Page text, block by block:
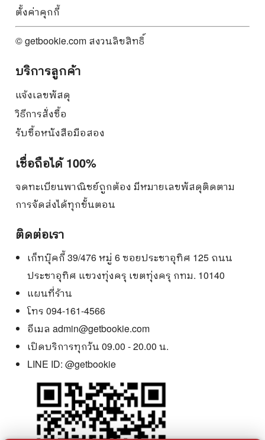
ตั้งค่าคุกกี้
© getbookie.com สงวนลิขสิทธิ์
บริการลูกค้า
แจ้งเลขพัสดุ
วิธีการสั่งซื้อ
รับซื้อหนังสือมือสอง
เชื่อถือได้ 100%
จดทะเบียนพาณิชย์ถูกต้อง มีหมายเลขพัสดุติดตาม
การจัดส่งได้ทุกขั้นตอน
ติดต่อเรา
เก็ทบุ๊คกี้ 39/476 หมู่ 6 ซอยประชาอุทิศ 125 ถนน
ประชาอุทิศ แขวงทุ่งครุ เขตทุ่งครุ กทม. 10140
แผนที่ร้าน
โทร 094-161-4566
อีเมล admin@getbookie.com
เปิดบริการทุกวัน 09.00 - 20.00 น.
LINE ID: @getbookie